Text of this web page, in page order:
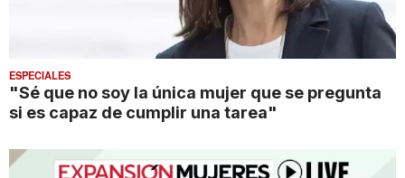
ESPECIALES
"Sé que no soy la única mujer que se pregunta
si es capaz de cumplir una tarea"